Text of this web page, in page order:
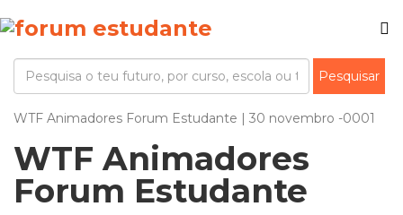
WTF Animadores Forum Estudante | 30 novembro -0001
WTF Animadores
Forum Estudante